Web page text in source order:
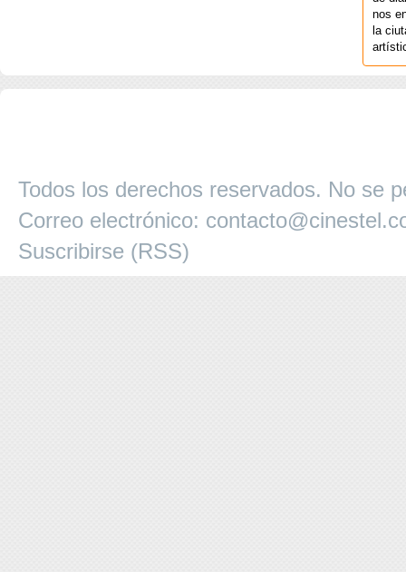
nos
la
Todos los derechos reservados. No se
Correo electrónico:
Suscribirse (RSS)